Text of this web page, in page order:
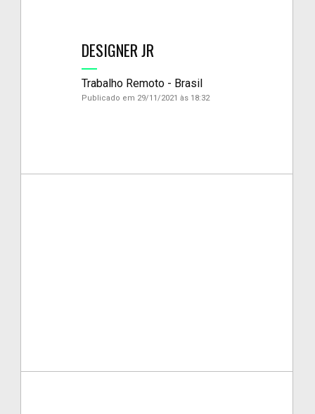
DESIGNER JR
Trabalho Remoto - Brasil
Publicado em 29/11/2021 às 18:32